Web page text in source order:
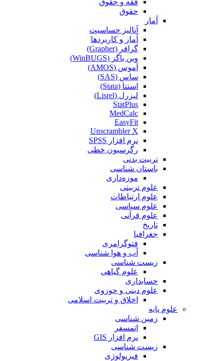
حقوق
آمار
آنالیز حساسیت
آمار و کاربردها
گرافر (Grapher)
وین باگز (WinBUGS)
آموس (AMOS)
ساس (SAS)
استتا (Stata)
لیزرل (Lisrel)
StatPlus
MedCalc
EasyFit
Unscrambler X
نرم افزار SPSS
رگرسیون خطی
تربیت بدنی
باستان شناسی
موزه‌داری
علوم تربیتی
علوم ارتباطات
علوم سیاسی
علوم قرآنی
تاریخ
جغرافیا
فتوگرامری
آب و هوا شناسی
زیست شناسی
علوم گیاهی
حسابداری
علوم دینی و حوزوی
اخلاق و تربیت اسلامی
علوم پایه
زمین شناسی
اتمسفر
نرم افزار GIS
زیست شناسی
فیزیولوژی